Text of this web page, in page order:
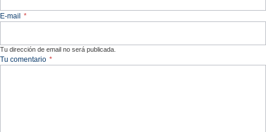
E-mail *
Tu dirección de email no será publicada.
Tu comentario *